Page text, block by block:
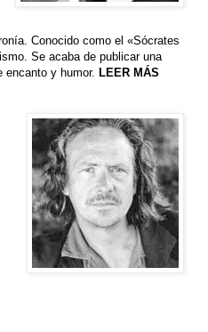
Conocido como el «Sócrates
Se acaba de publicar una
encanto y humor. LEER MÁS